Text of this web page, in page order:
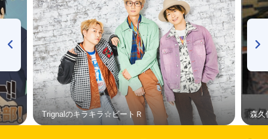
Trignalのキラキラ☆ビートＲ 森久